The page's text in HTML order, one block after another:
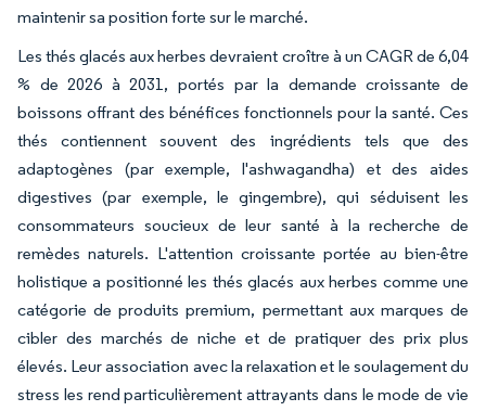
maintenir sa position forte sur le marché.
Les thés glacés aux herbes devraient croître à un CAGR de 6,04
% de 2026 à 2031, portés par la demande croissante de
boissons offrant des bénéfices fonctionnels pour la santé. Ces
thés contiennent souvent des ingrédients tels que des
adaptogènes (par exemple, l'ashwagandha) et des aides
digestives (par exemple, le gingembre), qui séduisent les
consommateurs soucieux de leur santé à la recherche de
remèdes naturels. L'attention croissante portée au bien-être
holistique a positionné les thés glacés aux herbes comme une
catégorie de produits premium, permettant aux marques de
cibler des marchés de niche et de pratiquer des prix plus
élevés. Leur association avec la relaxation et le soulagement du
stress les rend particulièrement attrayants dans le mode de vie